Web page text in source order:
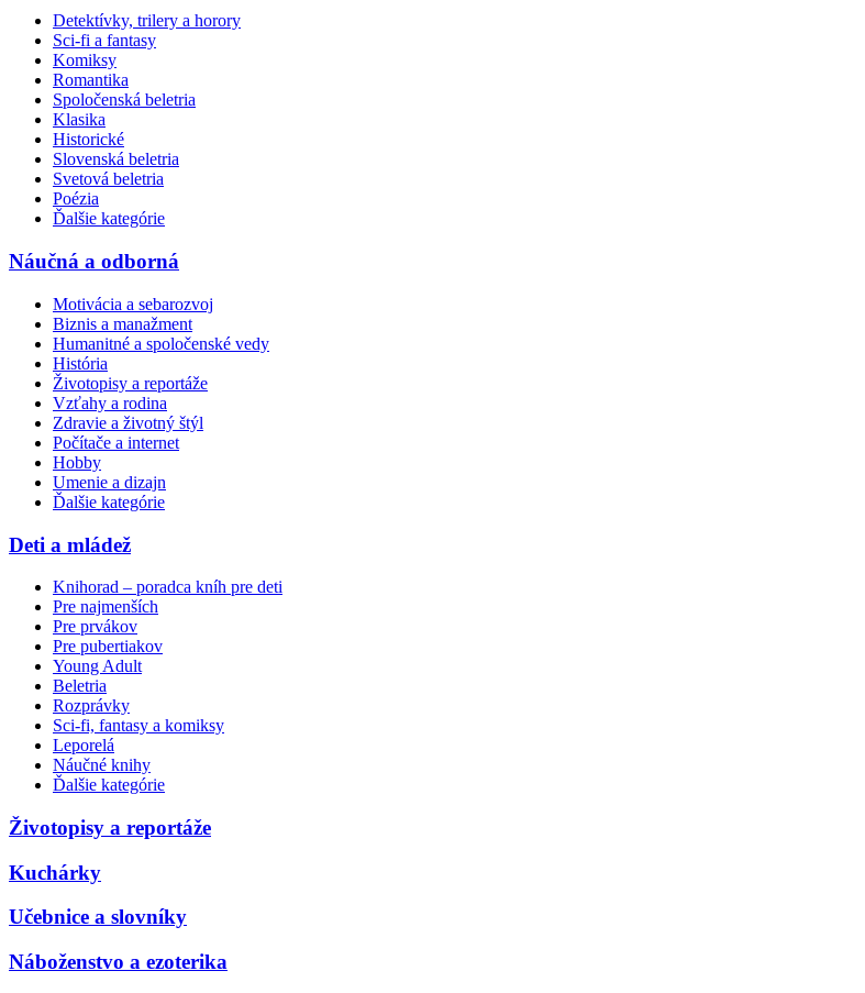
Detektívky, trilery a horory
Sci-fi a fantasy
Komiksy
Romantika
Spoločenská beletria
Klasika
Historické
Slovenská beletria
Svetová beletria
Poézia
Ďalšie kategórie
Náučná a odborná
Motivácia a sebarozvoj
Biznis a manažment
Humanitné a spoločenské vedy
História
Životopisy a reportáže
Vzťahy a rodina
Zdravie a životný štýl
Počítače a internet
Hobby
Umenie a dizajn
Ďalšie kategórie
Deti a mládež
Knihorad – poradca kníh pre deti
Pre najmenších
Pre prvákov
Pre pubertiakov
Young Adult
Beletria
Rozprávky
Sci-fi, fantasy a komiksy
Leporelá
Náučné knihy
Ďalšie kategórie
Životopisy a reportáže
Kuchárky
Učebnice a slovníky
Náboženstvo a ezoterika